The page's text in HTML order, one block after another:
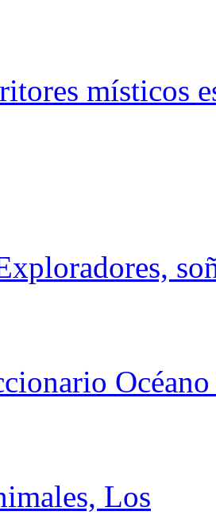
místicos
Los